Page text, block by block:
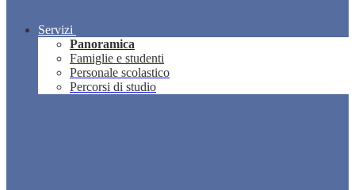
Servizi
Panoramica
Famiglie e studenti
Personale scolastico
Percorsi di studio